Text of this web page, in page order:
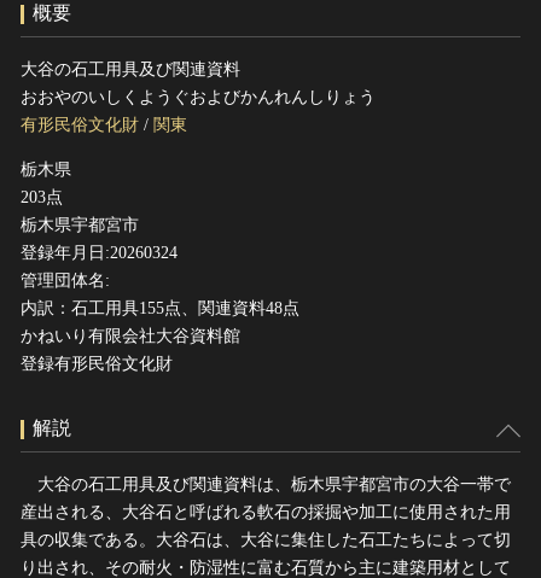
文化遺産データベース
国指定文化財等データベース
概要
大谷の石工用具及び関連資料
おおやのいしくようぐおよびかんれんしりょう
有形民俗文化財 / 関東
栃木県
203点
栃木県宇都宮市
登録年月日:20260324
管理団体名:
内訳：石工用具155点、関連資料48点
かねいり有限会社大谷資料館
登録有形民俗文化財
解説
大谷の石工用具及び関連資料は、栃木県宇都宮市の大谷一帯で
産出される、大谷石と呼ばれる軟石の採掘や加工に使用された用
具の収集である。大谷石は、大谷に集住した石工たちによって切
り出され、その耐火・防湿性に富む石質から主に建築用材として